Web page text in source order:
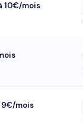
10€/mois
9€/mois